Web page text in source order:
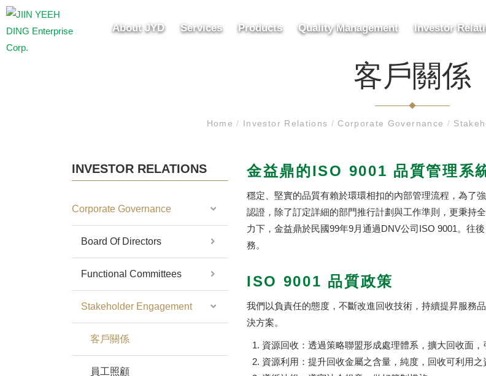
About JYD Services Products Quality Management Investor
客戶關係
Home/ Investor Relations / Corporate Governance /
INVESTOR RELATIONS
Corporate Governance
Board Of Directors
Functional Committees
Stakeholder Engagement
客戶關係
員工照顧
金益鼎的ISO 9001 品質管理系
穩定、堅實的品質有賴於環環相扣的內部管理流程，為了
認證，除了訂定詳細的部門推行計劃與工作準則，更秉持
力下，金益鼎於民國99年9月通過DNV公司ISO 9001。往
務。
ISO 9001 品質政策
我們以負責任的態度，不斷改進回收技術，持續提昇服務
決方案。
資源回收：透過策略聯盟形成處理體系，擴大回收面
資源利用：提升回收金屬之含量，純度，回收可利用之